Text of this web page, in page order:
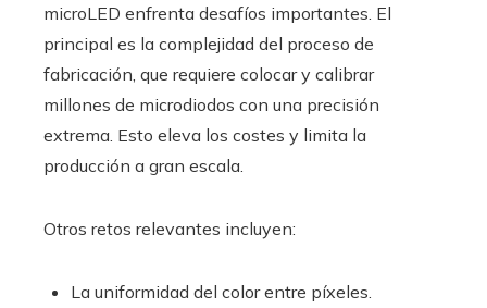
microLED enfrenta desafíos importantes. El
principal es la complejidad del proceso de
fabricación, que requiere colocar y calibrar
millones de microdiodos con una precisión
extrema. Esto eleva los costes y limita la
producción a gran escala.
Otros retos relevantes incluyen:
La uniformidad del color entre píxeles.